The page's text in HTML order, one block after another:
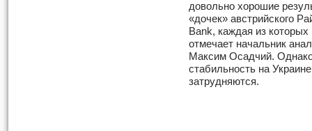
довольно хорошие
«дочек» австрийского
Bank, каждая из
отмечает начальник
Максим Осадчий. Однако
стабильность на
затрудняются.